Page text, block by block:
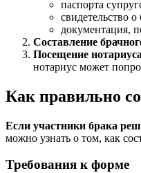
паспорта
свидетельство о
документация,
Составление
Посещение
нотариус может
Как правильно
Если участники брака
можно узнать о том, как
Требования к форме